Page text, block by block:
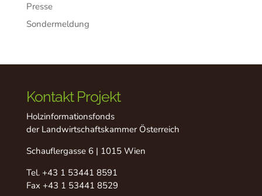
Presse
Sondermeldung
Kontakt Projekt
Holzinformationsfonds
der Landwirtschaftskammer Österreich
Schauflergasse 6 | 1015 Wien
Tel. +43 1 53441 8591
Fax +43 1 53441 8529